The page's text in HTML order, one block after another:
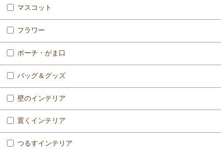
マスコット
フラワー
ポーチ・がま口
バッグ＆グッズ
壁のインテリア
置くインテリア
つるすインテリア